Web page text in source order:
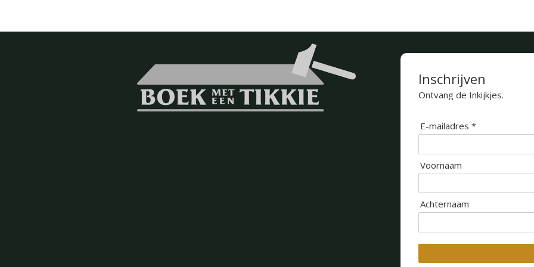
Inschrijven
Ontvang de Inkijkjes.
E-mailadres *
Voornaam
Achternaam